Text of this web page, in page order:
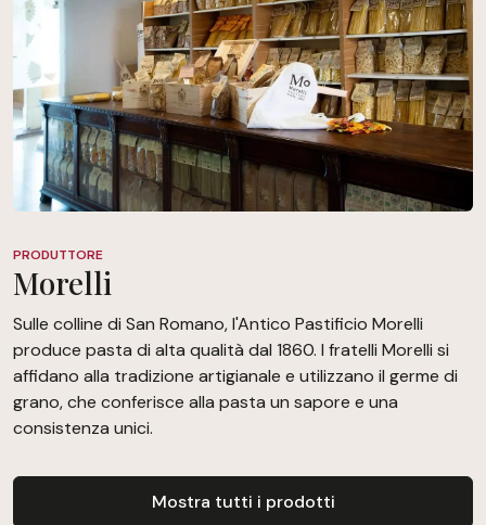
PRODUTTORE
Morelli
Sulle colline di San Romano, l'Antico Pastificio Morelli
produce pasta di alta qualità dal 1860. I fratelli Morelli si
affidano alla tradizione artigianale e utilizzano il germe di
grano, che conferisce alla pasta un sapore e una
consistenza unici.
Mostra tutti i prodotti